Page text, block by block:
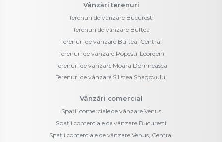
Vânzări terenuri
Terenuri de vânzare Bucuresti
Terenuri de vânzare Buftea
Terenuri de vânzare Buftea, Central
Terenuri de vânzare Popesti-Leordeni
Terenuri de vânzare Moara Domneasca
Terenuri de vânzare Silistea Snagovului
Vânzări comercial
Spații comerciale de vânzare Venus
Spații comerciale de vânzare Bucuresti
Spații comerciale de vânzare Venus, Central